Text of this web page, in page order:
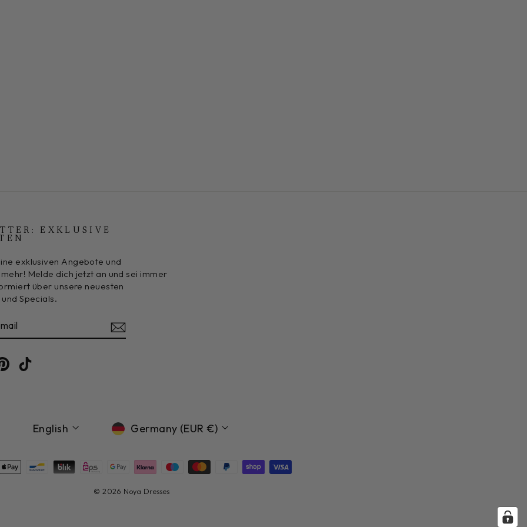
EXKLUSIVE
exklusiven Angebote und
Melde dich jetzt an und sei immer
über unsere neuesten
Specials.
PinterestTikTok
Language
English Currency
Germany (EUR €)
© 2026 Noya Dresses